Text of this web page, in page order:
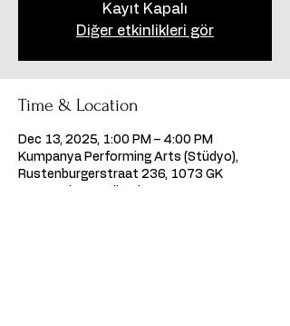
Kayıt Kapalı
Diğer etkinlikleri gör
Time & Location
Dec 13, 2025, 1:00 PM – 4:00 PM
Kumpanya Performing Arts (Stüdyo),
Rustenburgerstraat 236, 1073 GK